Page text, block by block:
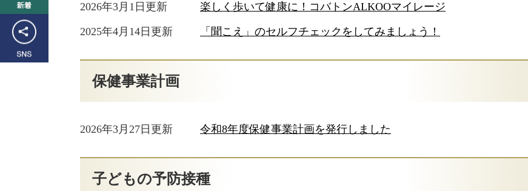
SNS
2026年3月1日更新 楽しく歩いて健康に！コバトンALKOOマイレージ
2025年4月14日更新 「聞こえ」のセルフチェックをしてみましょう！
保健事業計画
2026年3月27日更新 令和8年度保健事業計画を発行しました
子どもの予防接種